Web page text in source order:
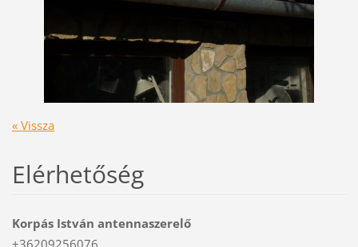
« Vissza
Elérhetőség
Korpás István antennaszerelő
+36209256076